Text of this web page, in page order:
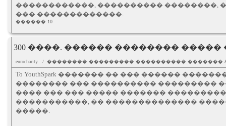
������������, ���������� ��������,
��� �������������.
������ 10
300 ����. ������ �������� ����� �
eurocharity / �������� ��������� ����������
To YouthSpark ������� �� ��� ������
�������� ��� ���������� ���������
���� ��� ��� ����� �������
�����������, �� ��������������
�����.